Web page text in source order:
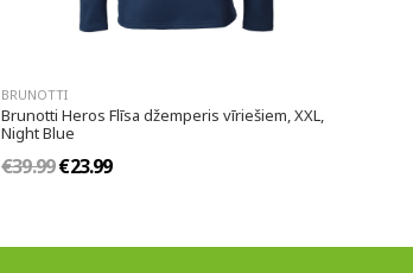
BRUNOTTI
Brunotti Heros Flīsa džemperis vīriešiem, XXL,
Night Blue
€39.99€23.99